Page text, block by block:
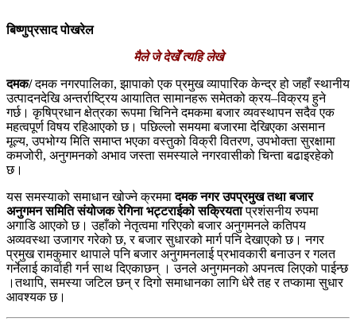
बिष्णुप्रसाद पोखरेल
मैले जे देखेँ त्यहि लेखे
दमक/दमक नगरपालिका, झापाको एक प्रमुख व्यापारिक केन्द्र हो जहाँ स्थानीय
उत्पादनदेखि अन्तर्राष्ट्रिय आयातित सामानहरू समेतको क्रय–विक्रय हुने
गर्छ। कृषिप्रधान क्षेत्रका रूपमा चिनिने दमकमा बजार व्यवस्थापन सदैव एक
महत्वपूर्ण विषय रहिआएको छ। पछिल्लो समयमा बजारमा देखिएका असमान
मूल्य, उपभोग्य मिति समाप्त भएका वस्तुको विक्री वितरण, उपभोक्ता सुरक्षामा
कमजोरी, अनुगमनको अभाव जस्ता समस्याले नगरवासीको चिन्ता बढाइरहेको
छ।
यस समस्याको समाधान खोज्ने क्रममादमक नगर उपप्रमुख तथा बजार
अनुगमन समिति संयोजक रेगिना भट्टराईको सक्रियताप्रशंसनीय रुपमा
अगाडि आएको छ। उहाँको नेतृत्वमा गरिएको बजार अनुगमनले कतिपय
अव्यवस्था उजागर गरेको छ, र बजार सुधारको मार्ग पनि देखाएको छ। नगर
प्रमुख रामकुमार थापाले पनि बजार अनुगमनलाई प्रभावकारी बनाउन र गलत
गर्नेलाई कार्वाही गर्न साथ दिएकाछन् । उनले अनुगमनको अपनत्व लिएको पाईन्छ
।तथापि, समस्या जटिल छन् र दिगो समाधानका लागि धेरै तह र तप्कामा सुधार
आवश्यक छ।